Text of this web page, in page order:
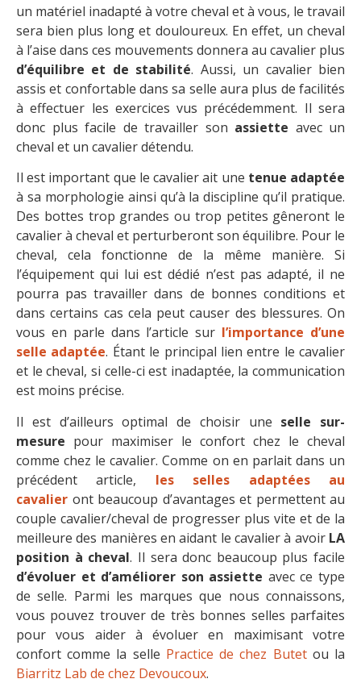
un matériel inadapté à votre cheval et à vous, le travail
sera bien plus long et douloureux. En effet, un cheval
à l’aise dans ces mouvements donnera au cavalier plus
d’équilibre et de stabilité. Aussi, un cavalier bien
assis et confortable dans sa selle aura plus de facilités
à effectuer les exercices vus précédemment. Il sera
donc plus facile de travailler son assiette avec un
cheval et un cavalier détendu.
Il est important que le cavalier ait une tenue adaptée
à sa morphologie ainsi qu’à la discipline qu’il pratique.
Des bottes trop grandes ou trop petites gêneront le
cavalier à cheval et perturberont son équilibre. Pour le
cheval, cela fonctionne de la même manière. Si
l’équipement qui lui est dédié n’est pas adapté, il ne
pourra pas travailler dans de bonnes conditions et
dans certains cas cela peut causer des blessures. On
vous en parle dans l’article sur l’importance d’une
selle adaptée. Étant le principal lien entre le cavalier
et le cheval, si celle-ci est inadaptée, la communication
est moins précise.
Il est d’ailleurs optimal de choisir une selle sur-
mesure pour maximiser le confort chez le cheval
comme chez le cavalier. Comme on en parlait dans un
précédent article, les selles adaptées au
cavalier ont beaucoup d’avantages et permettent au
couple cavalier/cheval de progresser plus vite et de la
meilleure des manières en aidant le cavalier à avoir LA
position à cheval. Il sera donc beaucoup plus facile
d’évoluer et d’améliorer son assiette avec ce type
de selle. Parmi les marques que nous connaissons,
vous pouvez trouver de très bonnes selles parfaites
pour vous aider à évoluer en maximisant votre
confort comme la selle Practice de chez Butetou la
Biarritz Lab de chez Devoucoux.